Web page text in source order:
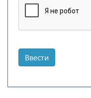
Ввести